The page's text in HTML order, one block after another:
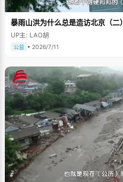
暴雨山洪为什么总是造访北京（二）
UP主: LAO胡
公益 • 2026/7/11